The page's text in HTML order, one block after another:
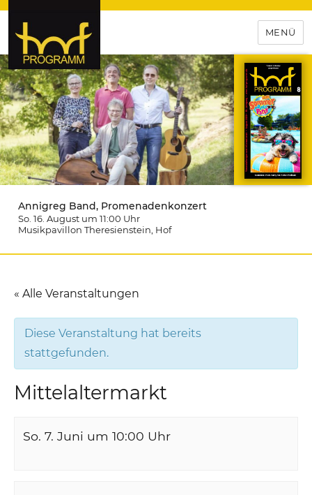
hof-programm – das
Veranstaltungsportal für
Hochfranken
MENÜ
Annigreg Band, Promenadenkonzert
So. 16. August um 11:00 Uhr
Musikpavillon Theresienstein , Hof
« Alle Veranstaltungen
Diese Veranstaltung hat bereits
stattgefunden.
Mittelaltermarkt
So. 7. Juni um 10:00 Uhr